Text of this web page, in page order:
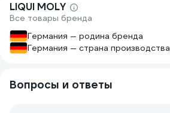
LIQUI MOLY
Все товары бренда
Германия — родина бренда
Германия — страна производства
Вопросы и ответы